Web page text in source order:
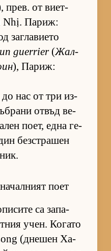
прев. от ви­ет­
Nhị. Па­риж:
заг­ла­ви­ето
guerrier(Жал­
), Па­риж:
нас от три из­
от­въд ве­
по­ет, една ге­
без­стра­шен
поет
са за­па­
учен. Ко­гато
(дне­шен Ха­